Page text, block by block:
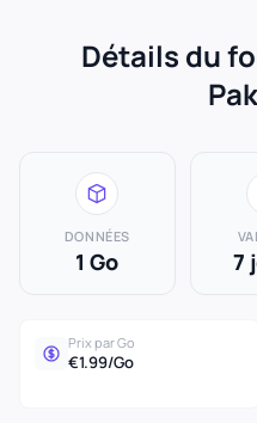
Détails du
DONNÉES
1 Go 7
Prix par Go
€1.99/Go